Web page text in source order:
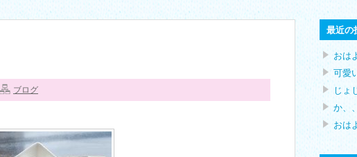
ブログ
最近の
おは
可愛
じょ
か、
おは